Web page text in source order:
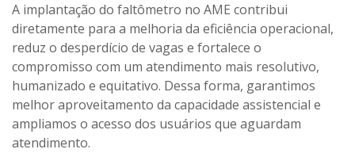
A implantação do faltômetro no AME contribui
diretamente para a melhoria da eficiência operacional,
reduz o desperdício de vagas e fortalece o
compromisso com um atendimento mais resolutivo,
humanizado e equitativo. Dessa forma, garantimos
melhor aproveitamento da capacidade assistencial e
ampliamos o acesso dos usuários que aguardam
atendimento.